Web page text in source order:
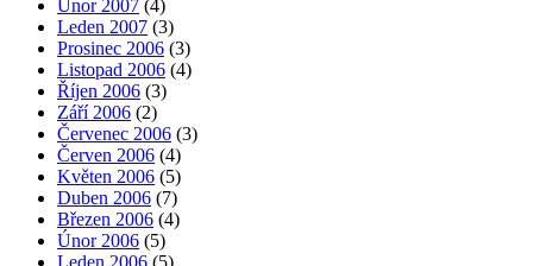
Únor 2007 (4)
Leden 2007 (3)
Prosinec 2006 (3)
Listopad 2006 (4)
Říjen 2006 (3)
Září 2006 (2)
Červenec 2006 (3)
Červen 2006 (4)
Květen 2006 (5)
Duben 2006 (7)
Březen 2006 (4)
Únor 2006 (5)
Leden 2006 (5)